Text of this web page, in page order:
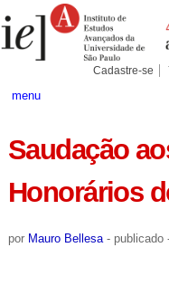
para
conteúdo.
Pessoais
Cadastre-se
menu
Saudação
Honorários
por Mauro Bellesa - publicado